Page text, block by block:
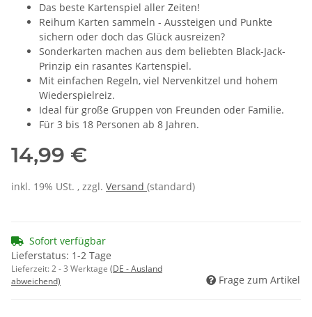
Das beste Kartenspiel aller Zeiten!
Reihum Karten sammeln - Aussteigen und Punkte
sichern oder doch das Glück ausreizen?
Sonderkarten machen aus dem beliebten Black-Jack-
Prinzip ein rasantes Kartenspiel.
Mit einfachen Regeln, viel Nervenkitzel und hohem
Wiederspielreiz.
Ideal für große Gruppen von Freunden oder Familie.
Für 3 bis 18 Personen ab 8 Jahren.
14,99 €
inkl. 19% USt. , zzgl. Versand (standard)
Sofort verfügbar
Lieferstatus: 1-2 Tage
Lieferzeit:2 - 3 Werktage (DE - Ausland
abweichend)
Frage zum Artikel